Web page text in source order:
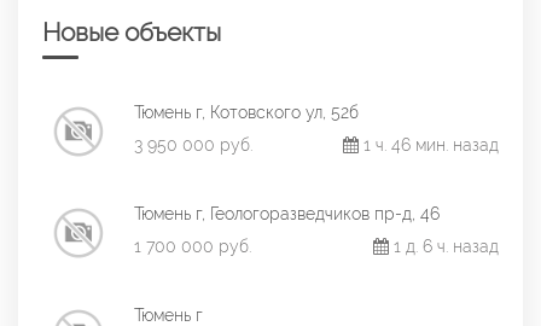
Новые объекты
Тюмень г, Котовского ул, 52б
3 950 000 руб.
1 ч. 46 мин. назад
Тюмень г, Геологоразведчиков пр-д, 46
1 700 000 руб.
1 д. 6 ч. назад
Тюмень г